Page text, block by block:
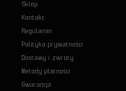
Sklep
Kontakt
Regulamin
Polityka prywatności
Dostawy i zwroty
Metody płatności
Gwarancja